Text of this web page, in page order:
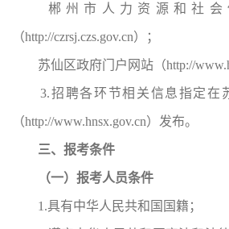
郴州市人力资源和社
（http://czrsj.czs.gov.cn）；
苏仙区政府门户网站（http://
3.招聘各环节相关信息指定在
（http://www.hnsx.gov.cn）发布。
三、报考条件
（一）报考人员条件
1.具有中华人民共和国国籍；